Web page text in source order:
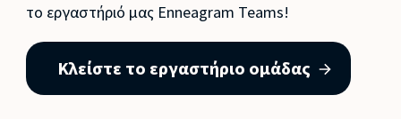
το εργαστήριό μας Enneagram Teams!
Κλείστε το εργαστήριο ομάδας